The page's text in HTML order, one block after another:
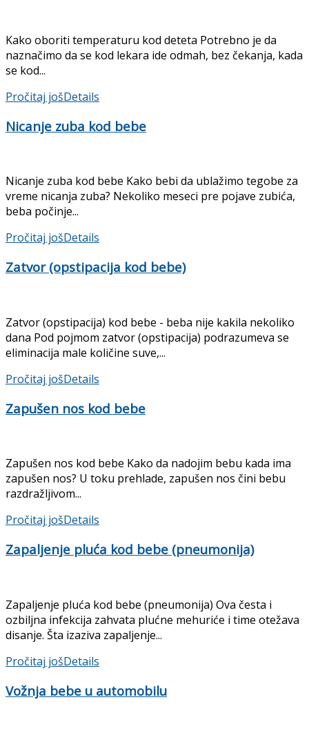
Kako oboriti temperaturu kod deteta Potrebno je da
naznačimo da se kod lekara ide odmah, bez čekanja, kada
se kod...
Pročitaj jošDetails
Nicanje zuba kod bebe
Nicanje zuba kod bebe Kako bebi da ublažimo tegobe za
vreme nicanja zuba? Nekoliko meseci pre pojave zubića,
beba počinje...
Pročitaj jošDetails
Zatvor (opstipacija kod bebe)
Zatvor (opstipacija) kod bebe - beba nije kakila nekoliko
dana Pod pojmom zatvor (opstipacija) podrazumeva se
eliminacija male količine suve,...
Pročitaj jošDetails
Zapušen nos kod bebe
Zapušen nos kod bebe Kako da nadojim bebu kada ima
zapušen nos? U toku prehlade, zapušen nos čini bebu
razdražljivom...
Pročitaj jošDetails
Zapaljenje pluća kod bebe (pneumonija)
Zapaljenje pluća kod bebe (pneumonija) Ova česta i
ozbiljna infekcija zahvata plućne mehuriće i time otežava
disanje. Šta izaziva zapaljenje...
Pročitaj jošDetails
Vožnja bebe u automobilu